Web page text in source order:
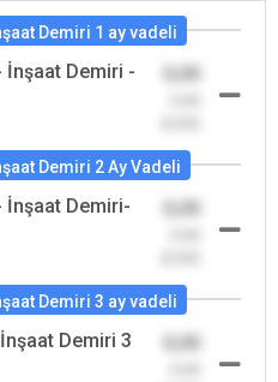
Demiri 1 ay vadeli
İnşaat Demiri -
0,00
Demiri 2 Ay Vadeli
İnşaat Demiri-
0,00
Demiri 3 ay vadeli
Demiri 3
0,00